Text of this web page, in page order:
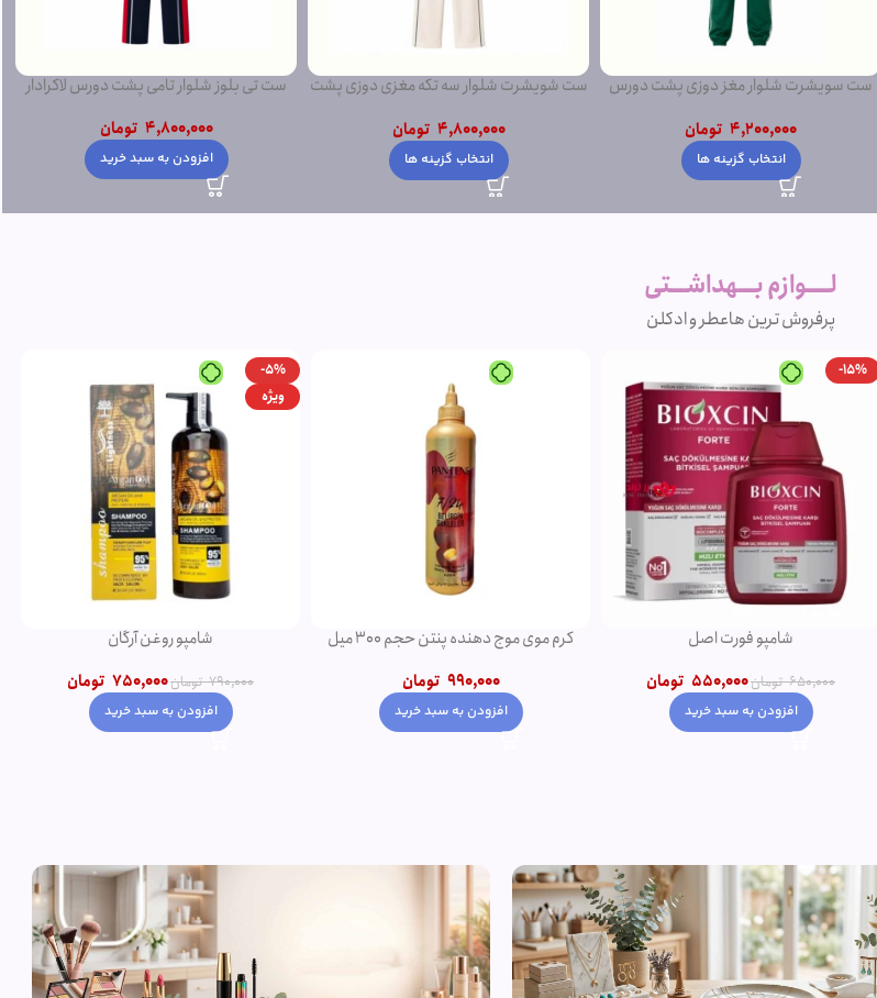
ست سویشرت شلوار مغز دوزی پشت دورس
4,200,000 تومان
انتخاب گزینه ها
ست شویشرت شلوار سه تکه مغزی دوزی پشت
4,800,000 تومان
انتخاب گزینه ها
ست تی بلوز شلوار تامی پشت دورس لاکرادار
4,800,000 تومان
افزودن به سبد خرید
لــــوازم بـــهداشـــتی
پرفروش ترین هاعطر و ادکلن
-15%
شامپو فورت اصل
650,000 تومان550,000 تومان
افزودن به سبد خرید
کرم موی موج دهنده پنتن حجم 300 میل
990,000 تومان
افزودن به سبد خرید
-5%
ویژه
شامپو روغن آرگان
790,000 تومان750,000 تومان
افزودن به سبد خرید